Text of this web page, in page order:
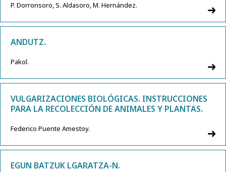
P. Dorronsoro, S. Aldasoro, M. Hernández.
ANDUTZ.
Pakol.
VULGARIZACIONES BIOLÓGICAS. INSTRUCCIONES
PARA LA RECOLECCIÓN DE ANIMALES Y PLANTAS.
Federico Puente Amestoy.
EGUN BATZUK LGARATZA-N.